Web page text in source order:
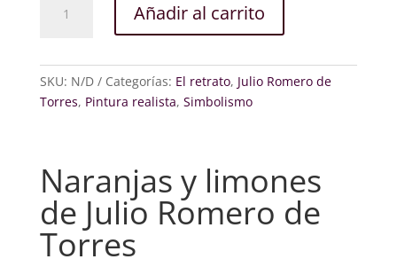
Añadir al carrito
SKU: N/D Categorías: El retrato, Julio Romero de
Torres, Pintura realista, Simbolismo
Naranjas y limones
de Julio Romero de
Torres